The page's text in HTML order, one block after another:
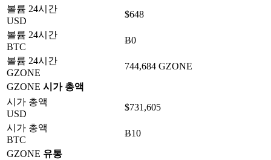
볼륨 24시간
USD
$648
볼륨 24시간
BTC
Ƀ0
볼륨 24시간
GZONE
744,684 GZONE
GZONE 시가 총액
시가 총액
USD
$731,605
시가 총액
BTC
Ƀ10
GZONE 유통